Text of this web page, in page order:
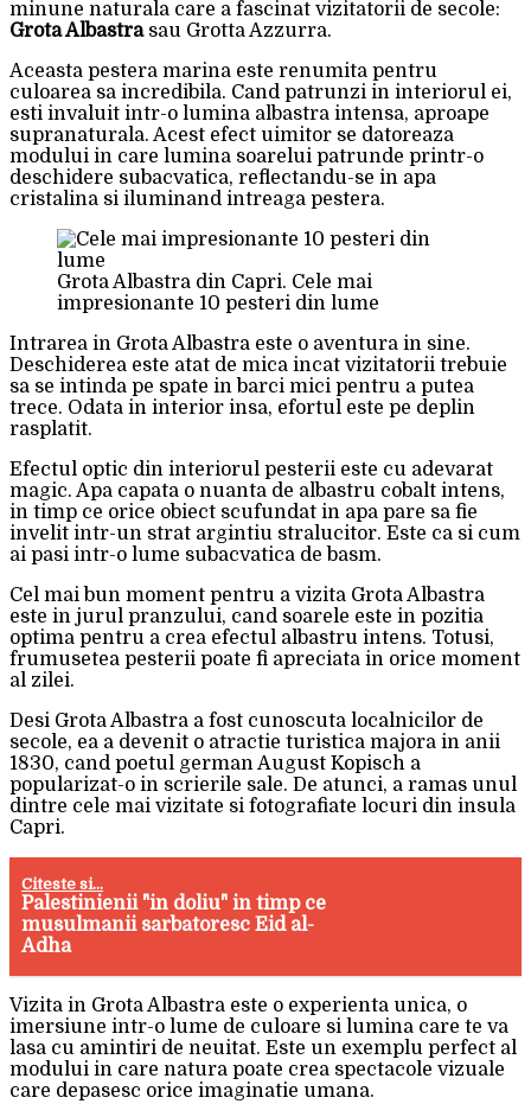
minune naturala care a fascinat vizitatorii de secole:
Grota Albastrasau Grotta Azzurra.
Aceasta pestera marina este renumita pentru
culoarea sa incredibila. Cand patrunzi in interiorul ei,
esti invaluit intr-o lumina albastra intensa, aproape
supranaturala. Acest efect uimitor se datoreaza
modului in care lumina soarelui patrunde printr-o
deschidere subacvatica, reflectandu-se in apa
cristalina si iluminand intreaga pestera.
Grota Albastra din Capri. Cele mai
impresionante 10 pesteri din lume
Intrarea in Grota Albastra este o aventura in sine.
Deschiderea este atat de mica incat vizitatorii trebuie
sa se intinda pe spate in barci mici pentru a putea
trece. Odata in interior insa, efortul este pe deplin
rasplatit.
Efectul optic din interiorul pesterii este cu adevarat
magic. Apa capata o nuanta de albastru cobalt intens,
in timp ce orice obiect scufundat in apa pare sa fie
invelit intr-un strat argintiu stralucitor. Este ca si cum
ai pasi intr-o lume subacvatica de basm.
Cel mai bun moment pentru a vizita Grota Albastra
este in jurul pranzului, cand soarele este in pozitia
optima pentru a crea efectul albastru intens. Totusi,
frumusetea pesterii poate fi apreciata in orice moment
al zilei.
Desi Grota Albastra a fost cunoscuta localnicilor de
secole, ea a devenit o atractie turistica majora in anii
1830, cand poetul german August Kopisch a
popularizat-o in scrierile sale. De atunci, a ramas unul
dintre cele mai vizitate si fotografiate locuri din insula
Capri.
Citeste si...
Palestinienii "in doliu" in timp ce
musulmanii sarbatoresc Eid al-
Adha
Vizita in Grota Albastra este o experienta unica, o
imersiune intr-o lume de culoare si lumina care te va
lasa cu amintiri de neuitat. Este un exemplu perfect al
modului in care natura poate crea spectacole vizuale
care depasesc orice imaginatie umana.